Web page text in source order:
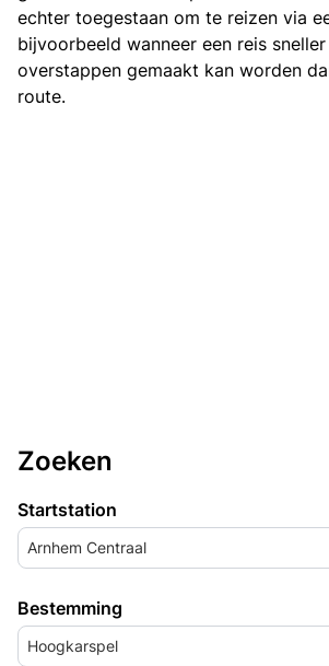
echter toegestaan om te reizen via
bijvoorbeeld wanneer een reis
overstappen gemaakt kan worden
route.
Zoeken
Startstation
Arnhem Centraal
Bestemming
Hoogkarspel